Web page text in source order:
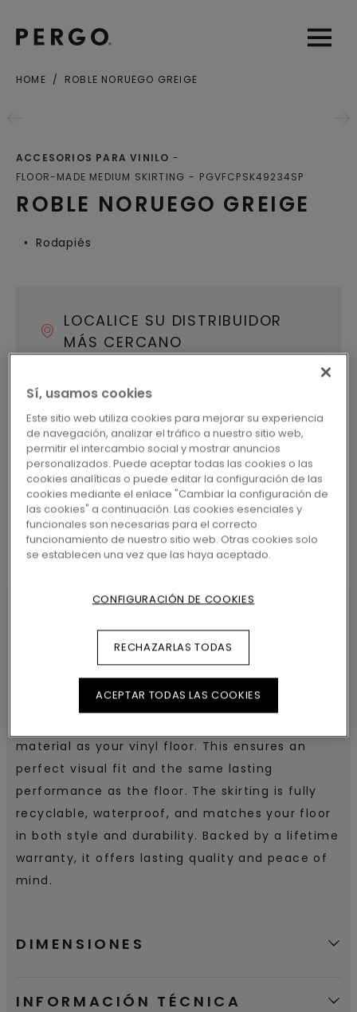
OpenOpen
HOME ROBLE NORUEGO GREIGE
ROBLE NORUEGO GREIGE
ACCESORIOS PARA VINILO
FLOOR-MADE MEDIUM SKIRTING
PGVFCPSK49234SP
Rodapiés
LOCALICE SU DISTRIBUIDOR
MÁS CERCANO
BUSCAR
CARACTERÍSTICAS DEL
PRODUCTO
Floor-made Small Skirting is a clickable 7cm
material as your vinyl floor. This ensures an
perfect visual fit and the same lasting
performance as the floor. The skirting is fully
recyclable, waterproof, and matches your floor
in both style and durability. Backed by a lifetime
warranty, it offers lasting quality and peace of
mind.
DIMENSIONES
INFORMACIÓN TÉCNICA
Sí, usamos cookies
Este sitio web utiliza cookies para mejorar su experiencia
de navegación, analizar el tráfico a nuestro sitio web,
permitir el intercambio social y mostrar anuncios
personalizados. Puede aceptar todas las cookies o las
cookies analíticas o puede editar la configuración de las
cookies mediante el enlace "Cambiar la configuración de
las cookies" a continuación. Las cookies esenciales y
funcionales son necesarias para el correcto
funcionamiento de nuestro sitio web. Otras cookies solo
se establecen una vez que las haya aceptado.
CONFIGURACIÓN DE COOKIES
RECHAZARLAS TODAS
ACEPTAR TODAS LAS COOKIES